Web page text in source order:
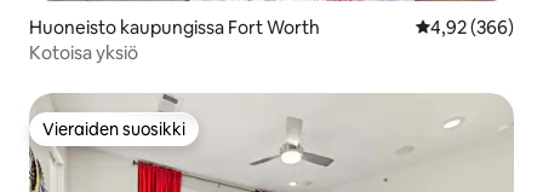
Huoneisto kaupungissa Fort Worth
4,92 (366)
Kotoisa yksiö
Vieraiden suosikki
Vieraiden suosikki